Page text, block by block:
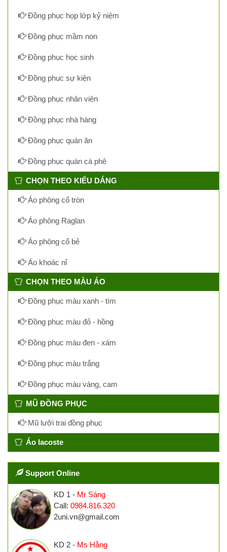
Đồng phục họp lớp kỷ niệm
Đồng phục mầm non
Đồng phục học sinh
Đồng phục sự kiện
Đồng phục nhân viên
Đồng phục nhà hàng
Đồng phục quán ăn
Đồng phục quán cà phê
CHỌN THEO KIỂU DÁNG
Áo phông cổ tròn
Áo phông Raglan
Áo phông cổ bẻ
Áo khoác nỉ
CHỌN THEO MÀU ÁO
Đồng phục màu xanh - tím
Đồng phục màu đỏ - hồng
Đồng phục màu đen - xám
Đồng phục màu trắng
Đồng phục màu vàng, cam
MŨ ĐỒNG PHỤC
Mũ lưỡi trai đồng phục
Áo lacoste
Support Online
KD 1 - Mr Sáng
Call: 0984.816.320
2uni.vn@gmail.com
KD 2 - Ms Hằng